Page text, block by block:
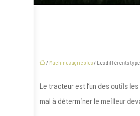
/ Machines agricoles/ Les différents
Le tracteur est l’un des outils
mal à déterminer le meilleur